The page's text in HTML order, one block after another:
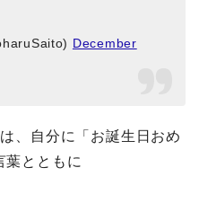
December
、自分に「お誕生日おめ
葉とともに